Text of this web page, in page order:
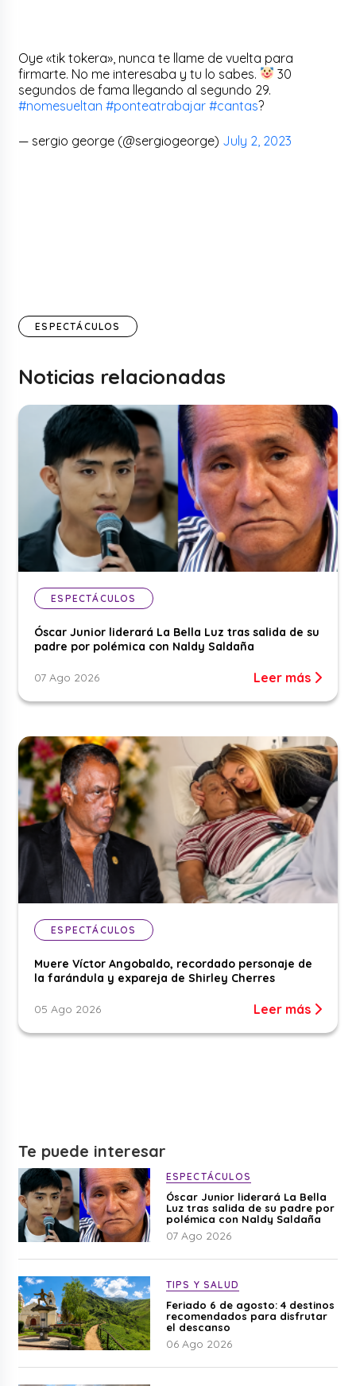
Oye «tik tokera», nunca te llame de vuelta para
firmarte. No me interesaba y tu lo sabes.
30
segundos de fama llegando al segundo 29.
#nomesueltan #ponteatrabajar #cantas?
— sergio george (@sergiogeorge) July 2, 2023
ESPECTÁCULOS
Noticias relacionadas
ESPECTÁCULOS
Óscar Junior liderará La Bella Luz tras salida de su
padre por polémica con Naldy Saldaña
07 Ago 2026 Leer más
ESPECTÁCULOS
Muere Víctor Angobaldo, recordado personaje de
la farándula y expareja de Shirley Cherres
05 Ago 2026 Leer más
Te puede interesar
ESPECTÁCULOS
Óscar Junior liderará La Bella
Luz tras salida de su padre por
polémica con Naldy Saldaña
07 Ago 2026
TIPS Y SALUD
Feriado 6 de agosto: 4 destinos
recomendados para disfrutar
el descanso
06 Ago 2026